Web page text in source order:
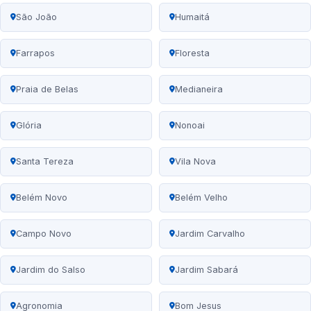
São João Humaitá
Farrapos Floresta
Praia de Belas Medianeira
Glória Nonoai
Santa Tereza Vila Nova
Belém Novo Belém Velho
Campo Novo Jardim Carvalho
Jardim do Salso Jardim Sabará
Agronomia Bom Jesus